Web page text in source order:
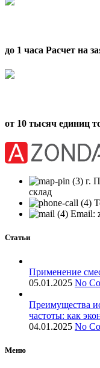
до 1 часа Расчет на
от 10 тысяч единиц
г.
склад
Email:
Статьи
Применение
05.01.2025 No
Преимущества
частоты: как
04.01.2025 No
Меню